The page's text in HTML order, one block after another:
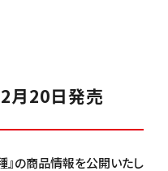
2月20日発売
』の商品情報を公開いたし